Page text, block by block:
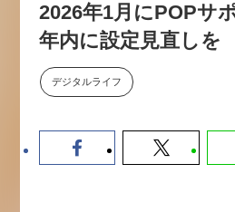
セミナー
【8/12開
数値化す
2026年1月にPOPサ
年内に設定見直しを
デジタルライフ